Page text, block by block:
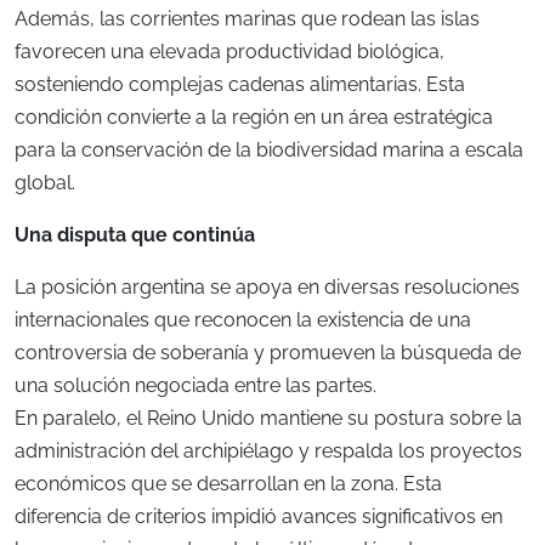
Además, las corrientes marinas que rodean las islas
favorecen una elevada productividad biológica,
sosteniendo complejas cadenas alimentarias. Esta
condición convierte a la región en un área estratégica
para la conservación de la biodiversidad marina a escala
global.
Una disputa que continúa
La posición argentina se apoya en diversas resoluciones
internacionales que reconocen la existencia de una
controversia de soberanía y promueven la búsqueda de
una solución negociada entre las partes.
En paralelo, el Reino Unido mantiene su postura sobre la
administración del archipiélago y respalda los proyectos
económicos que se desarrollan en la zona. Esta
diferencia de criterios impidió avances significativos en